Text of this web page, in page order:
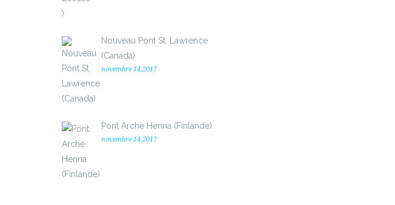
Nouveau Pont St. Lawrence
(Canada)
novembre 14,2017
Pont Arche Henna (Finlande)
novembre 14,2017